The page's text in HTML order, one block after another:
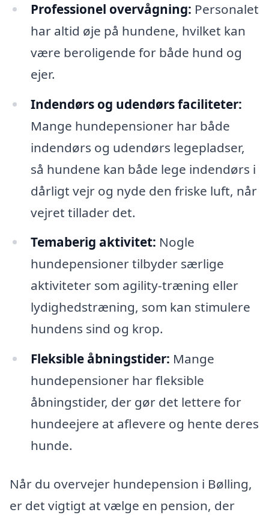
Professionel overvågning: Personalet
har altid øje på hundene, hvilket kan
være beroligende for både hund og
ejer.
Indendørs og udendørs faciliteter:
Mange hundepensioner har både
indendørs og udendørs legepladser,
så hundene kan både lege indendørs i
dårligt vejr og nyde den friske luft, når
vejret tillader det.
Temaberig aktivitet: Nogle
hundepensioner tilbyder særlige
aktiviteter som agility-træning eller
lydighedstræning, som kan stimulere
hundens sind og krop.
Fleksible åbningstider: Mange
hundepensioner har fleksible
åbningstider, der gør det lettere for
hundeejere at aflevere og hente deres
hunde.
Når du overvejer hundepension i Bølling,
er det vigtigt at vælge en pension, der